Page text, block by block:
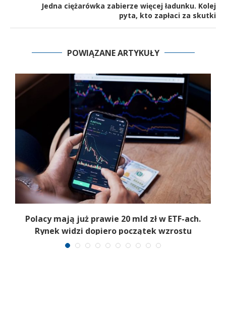
Jedna ciężarówka zabierze więcej ładunku. Kolej
pyta, kto zapłaci za skutki
POWIĄZANE ARTYKUŁY
Polacy mają już prawie 20 mld zł w ETF-ach.
Rynek widzi dopiero początek wzrostu